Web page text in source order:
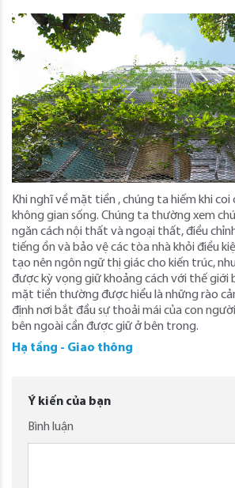
Khi nghĩ về mặt tiền , chúng ta hiếm khi coi
không gian sống. Chúng ta thường xem
ngăn cách nội thất và ngoại thất, điều
tiếng ồn và bảo vệ các tòa nhà khỏi điều
tạo nên ngôn ngữ thị giác cho kiến ​​trúc,
được kỳ vọng giữ khoảng cách với thế giới
mặt tiền thường được hiểu là những rào
định nơi bắt đầu sự thoải mái của con
bên ngoài cần được giữ ở bên trong.
Hạ tầng - Giao thông
Ý kiến của bạn
Bình luận